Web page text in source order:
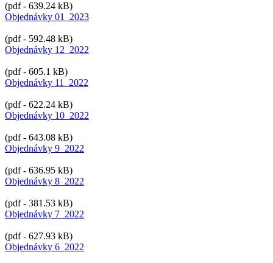
(pdf - 639.24 kB)
Objednávky 01_2023
(pdf - 592.48 kB)
Objednávky 12_2022
(pdf - 605.1 kB)
Objednávky 11_2022
(pdf - 622.24 kB)
Objednávky 10_2022
(pdf - 643.08 kB)
Objednávky 9_2022
(pdf - 636.95 kB)
Objednávky 8_2022
(pdf - 381.53 kB)
Objednávky 7_2022
(pdf - 627.93 kB)
Objednávky 6_2022